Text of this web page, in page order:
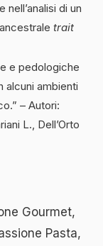
di un
trait
e pedologiche
alcuni ambienti
– Autori:
L., Dell’Orto
Gourmet,
Pasta,